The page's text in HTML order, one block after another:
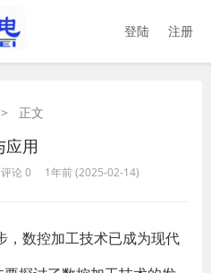
登陆 注册
> 正文
应用
评论 0 1年前 (2025-02-14)
，数控加工技术已成为现代